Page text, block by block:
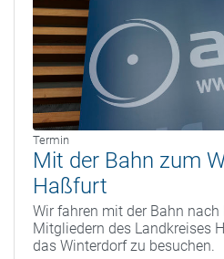
Termin
Mit der Bahn zum
Haßfurt
Wir fahren mit der Bahn
Mitgliedern des Landkreises
das Winterdorf zu besuchen.